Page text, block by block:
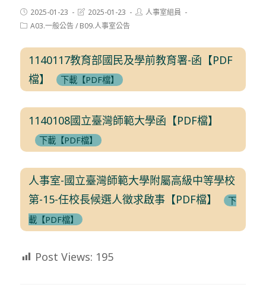
Post
published:
2025-01-23
Post
modified:
2025-01-23
Post人事室組員
PostA03.一般公告/ B09.人事室公告
1140117教育部國民及學前教育署-函【PDF
檔】
下載【PDF檔】
1140108國立臺灣師範大學函【PDF檔】
下載【PDF檔】
人事室-國立臺灣師範大學附屬高級中等學校
第-15-任校長候選人徵求啟事【PDF檔】
下
載【PDF檔】
Post Views: 195